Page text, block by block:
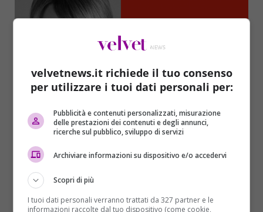
EDITORIALE DEL DIRETTORE
Sara Zuccari 29/03/2018
Care lettrici e cari lettori, Andiamo a scoprire
insieme, come ogni settimana, la copertina di
VelvetMag notizia...
velvetnews.it richiede il tuo consenso
per utilizzare i tuoi dati personali per:
Pubblicità e contenuti personalizzati, misurazione
delle prestazioni dei contenuti e degli annunci,
ricerche sul pubblico, sviluppo di servizi
Archiviare informazioni su dispositivo e/o accedervi
Scopri di più
I tuoi dati personali verranno trattati da 327 partner e le
informazioni raccolte dal tuo dispositivo (come cookie,